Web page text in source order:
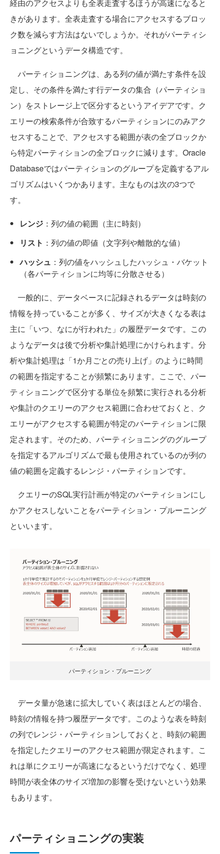
経由のアクセスよりも全表走査するほうが高速になると
きがあります。全表走査する場合にアクセスするブロッ
ク数を減らす方法はないでしょうか。それがパーティシ
ョニングというデータ構造です。
パーティショニングは、ある列の値が満たす条件を設
定し、その条件を満たす行データの集合（パーティショ
ン）をストレージ上で区分するというアイデアです。ク
エリーの検索条件が合致するパーティションにのみアク
セスすることで、アクセスする範囲が表の全ブロックか
ら特定パーティションの全ブロックに減ります。Oracle
Databaseではパーティションのグループを定義するアル
ゴリズムはいくつかあります。主なものは次の3つで
す。
レンジ ：列の値の範囲（主に時刻）
リスト ：列の値の即値（文字列や離散的な値）
ハッシュ ：列の値をハッシュしたハッシュ・バケット
（各パーティションに均等に分散させる）
一般的に、データベースに記録されるデータは時刻の
情報を持っていることが多く、サイズが大きくなる表は
主に「いつ、なにが行われた」の履歴データです。この
ようなデータは後で分析や集計処理にかけられます。分
析や集計処理は「1か月ごとの売り上げ」のように時間
の範囲を指定することが頻繁にあります。ここで、パー
ティショニングで区分する単位を頻繁に実行される分析
や集計のクエリーのアクセス範囲に合わせておくと、ク
エリーがアクセスする範囲が特定のパーティションに限
定されます。そのため、パーティショニングのグループ
を指定するアルゴリズムで最も使用されているのが列の
値の範囲を定義するレンジ・パーティションです。
クエリーのSQL実行計画が特定のパーティションにし
かアクセスしないことをパーティション・プルーニング
といいます。
パーティション・プルーニング
データ量が急速に拡大していく表はほとんどの場合、
時刻の情報を持つ履歴データです。このような表を時刻
の列でレンジ・パーティションしておくと、時刻の範囲
を指定したクエリーのアクセス範囲が限定されます。こ
れは単にクエリーが高速になるというだけでなく、処理
時間が表全体のサイズ増加の影響を受けないという効果
もあります。
パーティショニングの実装